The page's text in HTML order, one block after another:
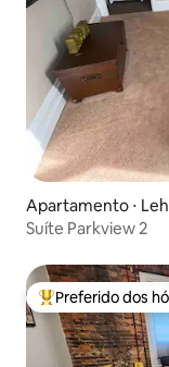
Apartamento ⋅
Suíte Parkview 2
Entre os
Preferido dos